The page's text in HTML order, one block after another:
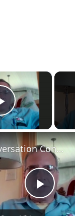
×
Play Video
Play
Conversation Connecticut: The impact of high costs on farmers